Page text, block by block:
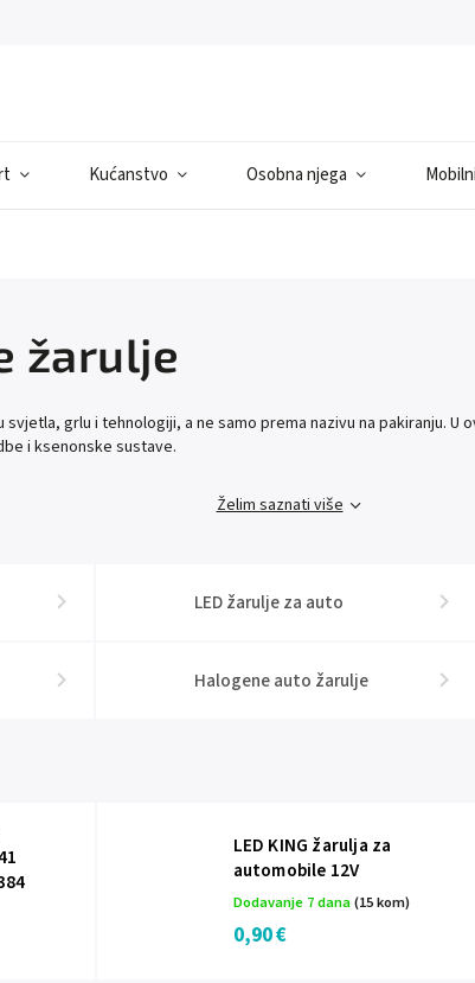
Kućanstvo Osobna njega
žarulje
grlu i tehnologiji, a ne samo prema nazivu na pakiranju.
i ksenonske sustave.
Želim saznati više
LED žarulje za auto
Halogene auto žarulje
LED KING žarulja za
automobile 12V
Dodavanje 7 dana(15 kom)
0,90 €